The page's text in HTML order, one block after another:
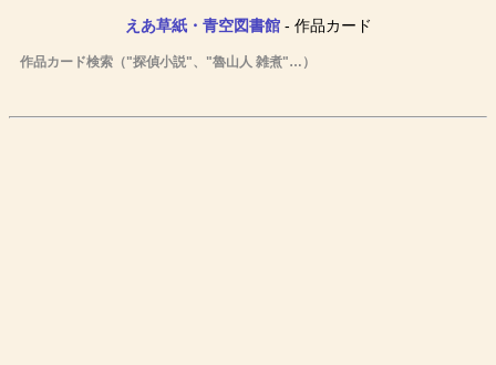
えあ草紙・青空図書館- 作品カード
作品カード検索（"探偵小説"、"魯山人 雑煮"…）